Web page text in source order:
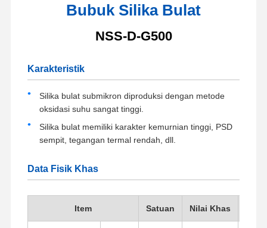
Bubuk Silika Bulat
NSS-D-G500
Karakteristik
Silika bulat submikron diproduksi dengan metode
oksidasi suhu sangat tinggi.
Silika bulat memiliki karakter kemurnian tinggi, PSD
sempit, tegangan termal rendah, dll.
Data Fisik Khas
Item Satuan Nilai Khas